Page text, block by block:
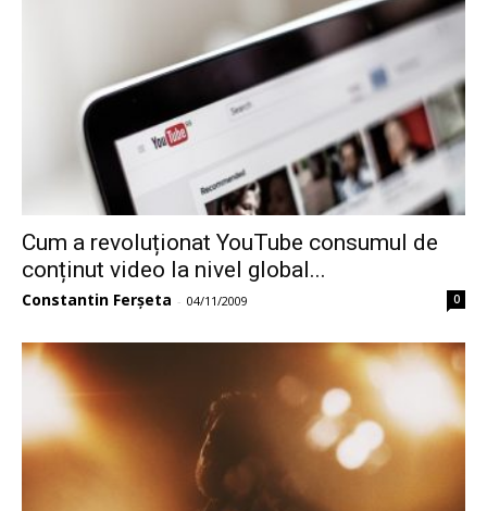
Cum a revoluționat YouTube consumul de
conținut video la nivel global...
Constantin Ferșeta - 04/11/2009 0